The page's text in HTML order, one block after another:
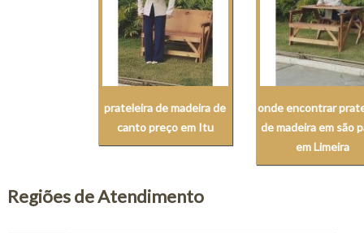
prateleira de madeira de
canto preço em Itu
onde encontrar
de madeira em são
em Limeira
Regiões de Atendimento